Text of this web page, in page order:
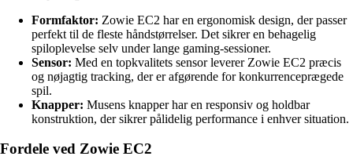
Formfaktor: Zowie EC2 har en ergonomisk design, der passer
perfekt til de fleste håndstørrelser. Det sikrer en behagelig
spiloplevelse selv under lange gaming-sessioner.
Sensor: Med en topkvalitets sensor leverer Zowie EC2 præcis
og nøjagtig tracking, der er afgørende for konkurrenceprægede
spil.
Knapper: Musens knapper har en responsiv og holdbar
konstruktion, der sikrer pålidelig performance i enhver situation.
Fordele ved Zowie EC2